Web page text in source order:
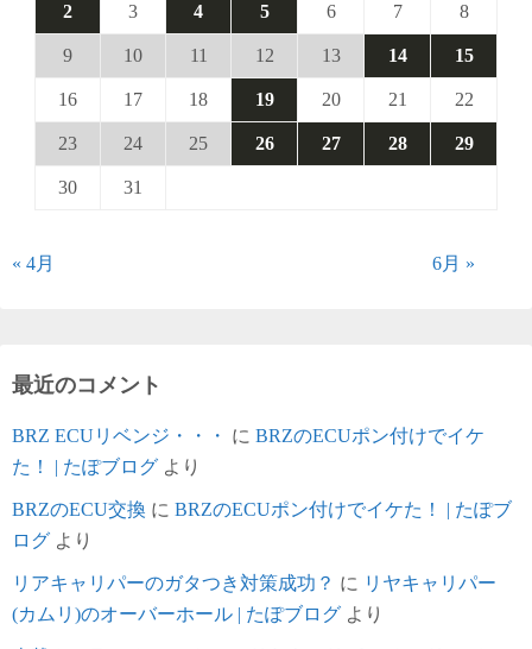
2 3 4 5 6 7 8
9 10 11 12 13 14 15
16 17 18 19 20 21 22
23 24 25 26 27 28 29
30 31
« 4月 6月 »
最近のコメント
BRZ ECUリベンジ・・・ に BRZのECUポン付けでイケ
た！ | たぽブログ より
BRZのECU交換 に BRZのECUポン付けでイケた！ | たぽブ
ログ より
リアキャリパーのガタつき対策成功？ に リヤキャリパー
(カムリ)のオーバーホール | たぽブログ より